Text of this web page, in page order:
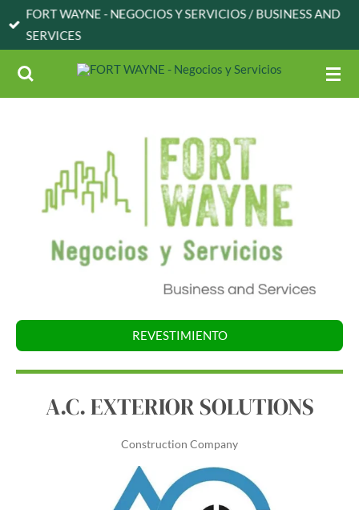
Skip
content
FORT WAYNE - NEGOCIOS Y SERVICIOS / BUSINESS AND
SERVICES
REVESTIMIENTO
A.C. EXTERIOR SOLUTIONS
Construction Company